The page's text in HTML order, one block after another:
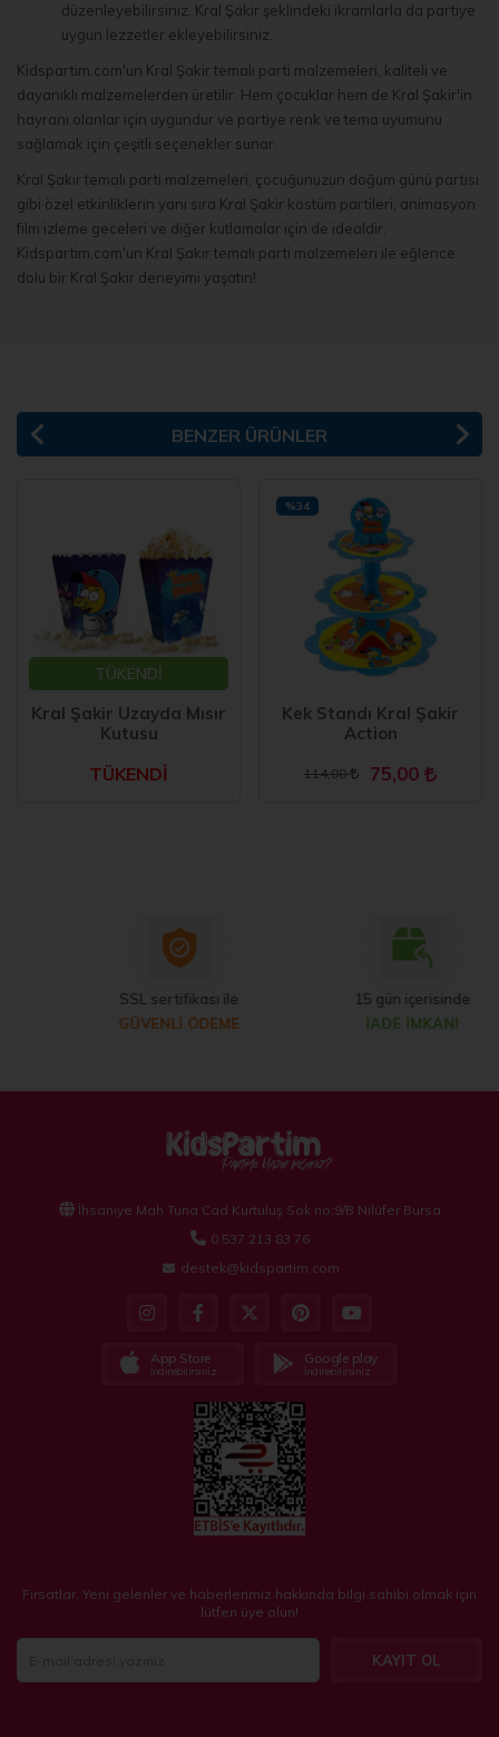
düzenleyebilirsiniz. Kral Şakir şeklindeki ikramlarla da partiye
uygun lezzetler ekleyebilirsiniz.
Kidspartim.com'un Kral Şakir temalı parti malzemeleri, kaliteli ve
dayanıklı malzemelerden üretilir. Hem çocuklar hem de Kral Şakir'in
hayranı olanlar için uygundur ve partiye renk ve tema uyumunu
sağlamak için çeşitli seçenekler sunar.
Kral Şakir temalı parti malzemeleri, çocuğunuzun doğum günü partisi
gibi özel etkinliklerin yanı sıra Kral Şakir kostüm partileri, animasyon
film izleme geceleri ve diğer kutlamalar için de idealdir.
Kidspartim.com'un Kral Şakir temalı parti malzemeleri ile eğlence
dolu bir Kral Şakir deneyimi yaşatın!
BENZER ÜRÜNLER
TÜKENDİ
Kral Şakir Uzayda Mısır
Kutusu
TÜKENDİ
Kek Standı Kral Şakir
Action
114,00 75,00
%34
SSL sertifikası ile
GÜVENLİ ÖDEME
15 gün içerisinde
İADE İMKANI
İhsaniye Mah Tuna Cad Kurtuluş Sok no:9/B Nilüfer Bursa
0 537 213 83 76
destek@kidspartim.com
App Store
İndirebilirsiniz
Google play
İndirebilirsiniz
Fırsatlar, Yeni gelenler ve haberlerimiz hakkında bilgi sahibi olmak için
lütfen üye olun!
KAYIT OL